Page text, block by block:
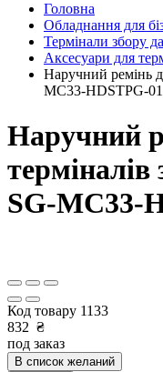
Головна
Обладнання для
Термінали збору
Аксесуари для
Наручний ремінь
MC33-HDSTPG-01
Наручний
SG-MC33-
Код товару 1133
832 ₴
под заказ
В список желаний